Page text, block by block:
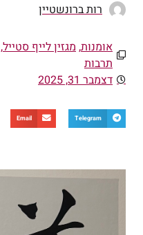
רות ברונשטיין
אומנות, מגזין לייף סטייל,
תרבות
דצמבר 31, 2025
Telegram
Email